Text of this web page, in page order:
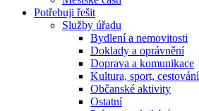
Potřebuji řešit
Služby úřadu
Bydlení a nemovitosti
Doklady a oprávnění
Doprava a komunikace
Kultura, sport,
Občanské aktivity
Ostatní